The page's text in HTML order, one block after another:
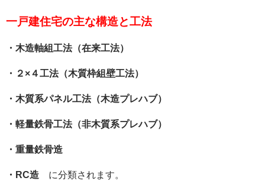
一戸建住宅の主な構造と工法
・木造軸組工法（在来工法）
・２×４工法（木質枠組壁工法）
・木質系パネル工法（木造プレハブ）
・軽量鉄骨工法（非木質系プレハブ）
・重量鉄骨造
・RC造 に分類されます。